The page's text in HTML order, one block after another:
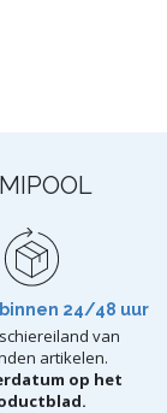
24/48 uur
van
artikelen.
op het